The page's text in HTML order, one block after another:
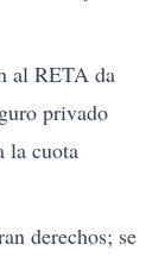
al RETA da
privado
la cuota
derechos; se